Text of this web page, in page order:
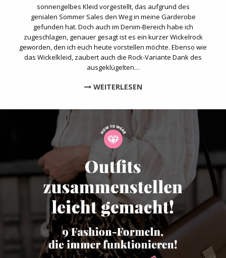
sonnengelbes Kleid vorgestellt, das aufgrund des
genialen Sommer Sales den Weg in meine Garderobe
gefunden hat. Doch auch im Denim-Bereich habe ich
zugeschlagen, genauer gesagt ist es ein kurzer Wickelrock
geworden, den ich euch heute vorstellen möchte. Ebenso wie
das Wickelkleid, zaubert auch die Rock-Variante Dank des
ausgeklügelten…
WEITERLESEN